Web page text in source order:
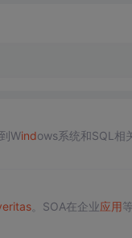
Windows系统和SQL相
。SOA在企业应用